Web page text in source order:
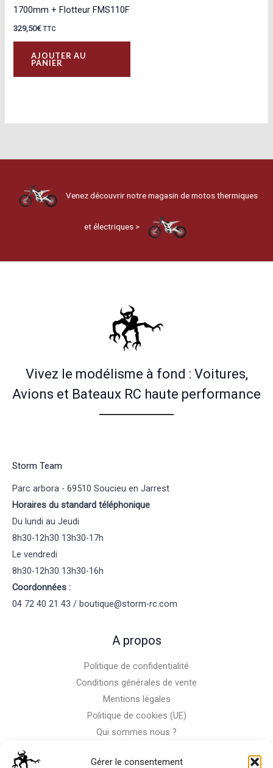
Gérer le consentement
1700mm + Flotteur FMS110F
329,50€ TTC
AJOUTER AU
PANIER
Venez découvrir notre magasin de motos thermiques
et électriques >
Vivez le modélisme à fond : Voitures,
Avions et Bateaux RC haute performance
Storm Team
Parc arbora - 69510 Soucieu en Jarrest
Horaires du standard téléphonique
Du lundi au Jeudi
8h30-12h30 13h30-17h
Le vendredi
8h30-12h30 13h30-16h
Coordonnées :
04 72 40 21 43 / boutique@storm-rc.com
A propos
Politique de confidentialité
Conditions générales de vente
Mentions légales
Politique de cookies (UE)
Qui sommes nous ?